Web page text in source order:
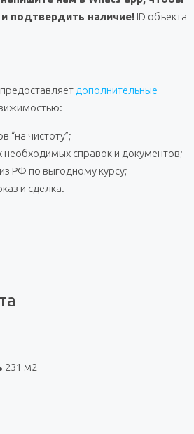
подтвердить наличие! ID объекта
дополнительные
“на чистоту”;
справок и документов;
РФ по выгодному курсу;
и сделка.
231 м2